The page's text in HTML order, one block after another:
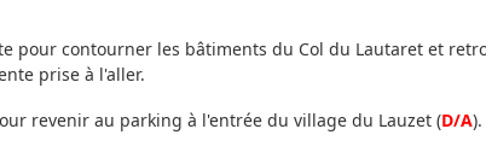
pour contourner les bâtiments du Col du Lautaret et
prise à l'aller.
revenir au parking à l'entrée du village du Lauzet (D/A).